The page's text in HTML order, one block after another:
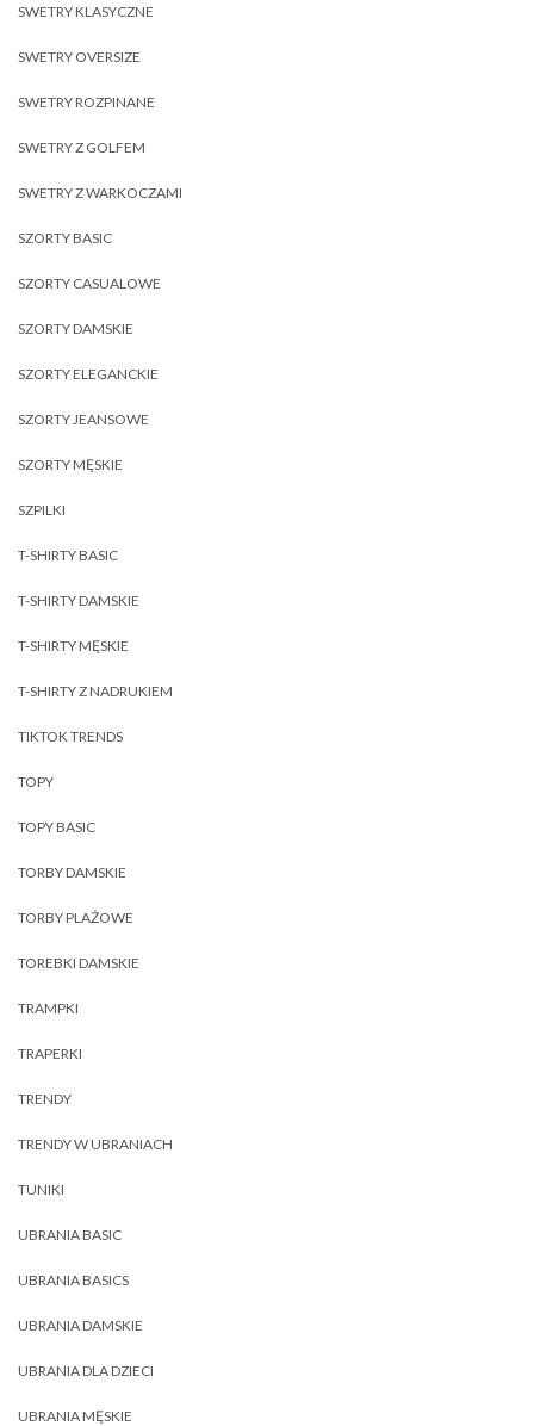
SWETRY KLASYCZNE
SWETRY OVERSIZE
SWETRY ROZPINANE
SWETRY Z GOLFEM
SWETRY Z WARKOCZAMI
SZORTY BASIC
SZORTY CASUALOWE
SZORTY DAMSKIE
SZORTY ELEGANCKIE
SZORTY JEANSOWE
SZORTY MĘSKIE
SZPILKI
T-SHIRTY BASIC
T-SHIRTY DAMSKIE
T-SHIRTY MĘSKIE
T-SHIRTY Z NADRUKIEM
TIKTOK TRENDS
TOPY
TOPY BASIC
TORBY DAMSKIE
TORBY PLAŻOWE
TOREBKI DAMSKIE
TRAMPKI
TRAPERKI
TRENDY
TRENDY W UBRANIACH
TUNIKI
UBRANIA BASIC
UBRANIA BASICS
UBRANIA DAMSKIE
UBRANIA DLA DZIECI
UBRANIA MĘSKIE